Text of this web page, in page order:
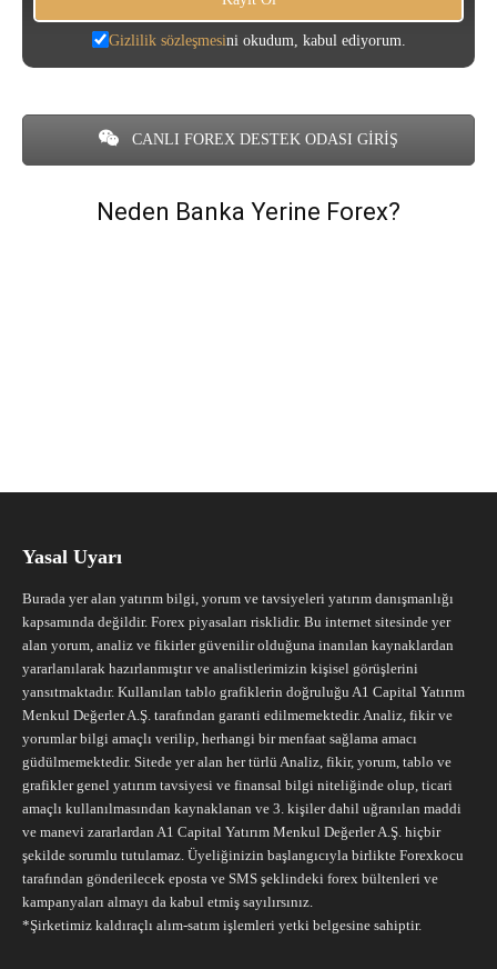
Gizlilik sözleşmesini okudum, kabul ediyorum.
CANLI FOREX DESTEK ODASI GİRİŞ
Neden Banka Yerine Forex?
Yasal Uyarı
Burada yer alan yatırım bilgi, yorum ve tavsiyeleri yatırım danışmanlığı
kapsamında değildir. Forex piyasaları risklidir. Bu internet sitesinde yer
alan yorum, analiz ve fikirler güvenilir olduğuna inanılan kaynaklardan
yararlanılarak hazırlanmıştır ve analistlerimizin kişisel görüşlerini
yansıtmaktadır. Kullanılan tablo grafiklerin doğruluğu A1 Capital Yatırım
Menkul Değerler A.Ş. tarafından garanti edilmemektedir. Analiz, fikir ve
yorumlar bilgi amaçlı verilip, herhangi bir menfaat sağlama amacı
güdülmemektedir. Sitede yer alan her türlü Analiz, fikir, yorum, tablo ve
grafikler genel yatırım tavsiyesi ve finansal bilgi niteliğinde olup, ticari
amaçlı kullanılmasından kaynaklanan ve 3. kişiler dahil uğranılan maddi
ve manevi zararlardan A1 Capital Yatırım Menkul Değerler A.Ş. hiçbir
şekilde sorumlu tutulamaz. Üyeliğinizin başlangıcıyla birlikte Forexkocu
tarafından gönderilecek eposta ve SMS şeklindeki forex bültenleri ve
kampanyaları almayı da kabul etmiş sayılırsınız.
*Şirketimiz kaldıraçlı alım-satım işlemleri yetki belgesine sahiptir.